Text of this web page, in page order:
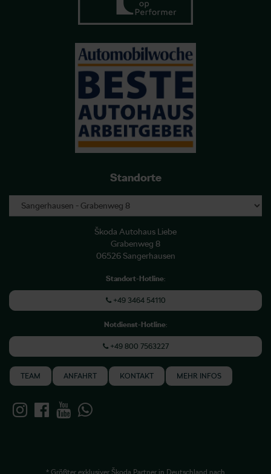
Standorte
Škoda Autohaus Liebe
Grabenweg 8
06526 Sangerhausen
Standort-Hotline:
+49 3464 54110
Notdienst-Hotline:
+49 800 7563227
TEAM ANFAHRT KONTAKT MEHR INFOS